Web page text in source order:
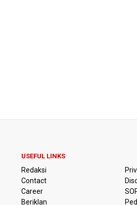
USEFUL LINKS
Redaksi
Contact
Career
Beriklan